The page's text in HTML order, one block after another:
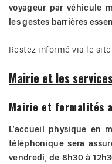
voyageur par véhicule
les gestes barrières
Restez informé via le site
Mairie et les
Mairie et formalités
L’accueil physique en
téléphonique sera
vendredi, de 8h30 à